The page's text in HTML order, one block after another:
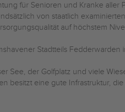
für Senioren und Kranke aller
von staatlich
auf höchstem
Stadtteils Fedderwarden
See, der Golfplatz und viele
besitzt eine gute Infrastruktur, die